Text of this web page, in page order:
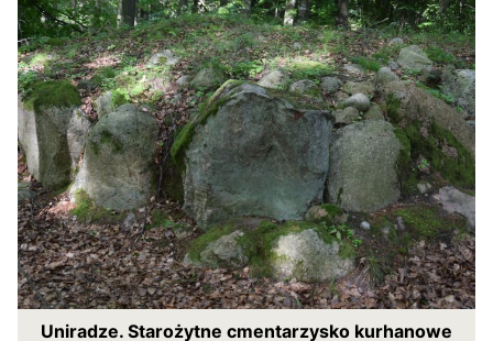
Uniradze. Starożytne cmentarzysko kurhanowe